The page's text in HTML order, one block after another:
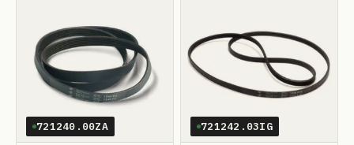
721240.00ZA 721242.03IG